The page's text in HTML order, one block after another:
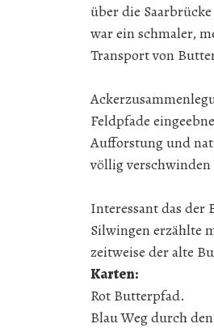
über die
war ein schmaler,
Transport von
Feldpfade
Aufforstung und
völlig verschwinden
Interessant das der
Silwingen erzählte
zeitweise der alte
Karten:
Rot Butterpfad.
Blau Weg durch